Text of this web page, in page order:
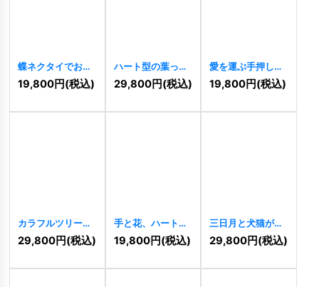
蝶ネクタイでおめ
かししたキリンの
キュートなロゴ
19,800円(税込)
ハート型の葉っぱ
が付いたツリーハ
ウスのロゴ
29,800円(税込)
愛を運ぶ手押し車
のハッピーロゴ
11289 ]
19,800円(税込)
カラフルツリーと
家のロゴ[11273]
29,800円(税込)
手と花、ハートが
奏でる慈愛と癒し
のロゴ [11267]
19,800円(税込)
三日月と犬猫が寄
り添う夜の癒しロ
ゴ [11229 ]
29,800円(税込)